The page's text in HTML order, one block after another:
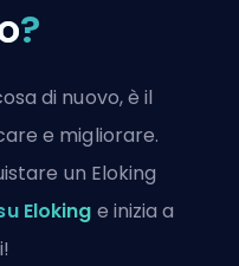
?
di nuovo, è il
e migliorare.
un Eloking
Eloking e inizia a